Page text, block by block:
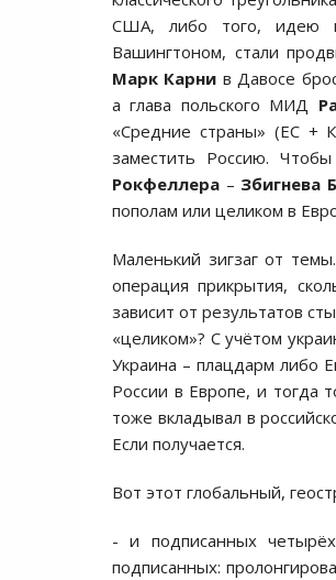
США, либо того, идею
Вашингтоном, стали
Марк Карни в Давосе
а глава польского МИД
«Средние страны» (ЕС +
заместить Россию. Чтобы
Рокфеллера – Збигнева
пополам или целиком в
Маленький зигзаг от
операция прикрытия,
зависит от результатов
«целиком»? С учётом
Украина – плацдарм либо
России в Европе, и тогда
тоже вкладывал в
Если получается.
Вот этот глобальный,
- и подписанных
подписанных: